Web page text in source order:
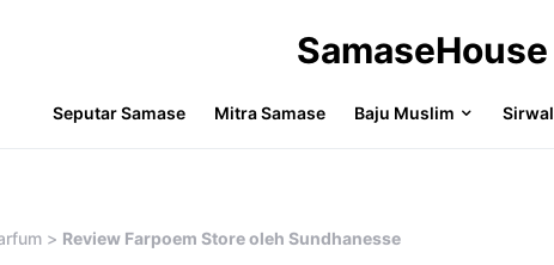
SamaseHouse
Seputar Samase Mitra Samase Baju Muslim Sirwal
> Review Farpoem Store oleh Sundhanesse